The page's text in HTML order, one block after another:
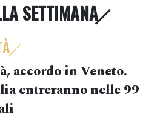
SETTIMANA
accordo in Veneto.
entreranno nelle 99